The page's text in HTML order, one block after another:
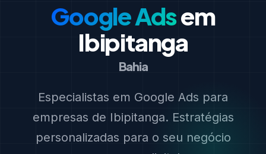
Google Adsem
Ibipitanga
Bahia
Especialistas em Google Ads para
empresas de Ibipitanga. Estratégias
personalizadas para o seu negócio